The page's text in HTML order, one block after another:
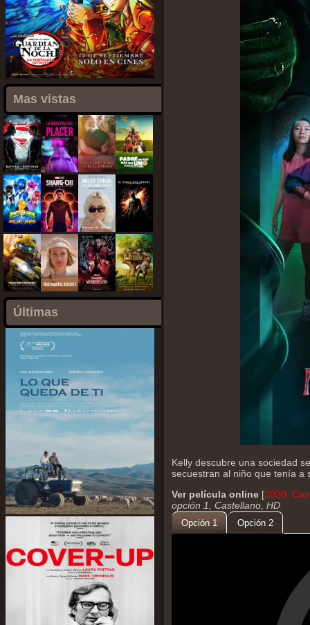
Mas vistas
Últimas
Kelly descubre una sociedad
secuestran al niño que tenía a
Ver película online [2020,
opción 1, Castellano, HD
Opción 1 Opción 2